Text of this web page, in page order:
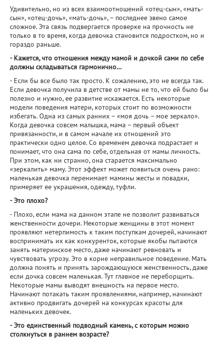
Удивительно, но из всех взаимоотношений «отец-сын», «мать-
сын», «отец-дочь», «мать-дочь», – последнее звено самое
сложное. Эта связь подвергается проверке на прочность не
только в то время, когда девочка становится подростком, но и
гораздо раньше.
- Кажется, что отношения между мамой и дочкой сами по себе
должны складываться гармонично…
- Если бы все было так просто. К сожалению, это не всегда так.
Если девочка получила в детстве от мамы не то, что ей было бы
полезно и нужно, ее развитие искажается. Есть некоторые
модели поведения матери, которых стоит по возможности
избегать. Одна из самых ранних – «моя дочь – мое зеркало».
Когда девочка совсем малышка, мама – первый объект
привязанности, и в самом начале их отношений это
практически одно целое. Со временем девочка подрастает и
понимает, что она сама по себе, отдельная от мамы личность.
При этом, как ни странно, она старается максимально
«зеркалить» маму. Этот эффект может появиться очень рано:
маленькая девочка перенимает мамины жесты и повадки,
примеряет ее украшения, одежду, туфли.
- Это плохо?
- Плохо, если мама на данном этапе не позволит развиваться
женственности дочери. Некоторые женщины в этот момент
проявляют нетерпимость к таким поступкам дочерей, начинают
воспринимать их как конкуренток, которые якобы пытаются
занять материнское место, даже начинают ревновать и
чувствовать угрозу. Это в корне неправильное поведение. Мать
должна понять и принять зарождающуюся женственность, даже
если дочка совсем маленькая. Тут главное не переборщить.
Некоторые мамы выводят внешность на первое место.
Начинают потакать таким проявлениями, например, начинают
активно продвигать дочерей на конкурсах красоты для
маленьких девочек.
- Это единственный подводный камень, с которым можно
столкнуться в раннем возрасте?